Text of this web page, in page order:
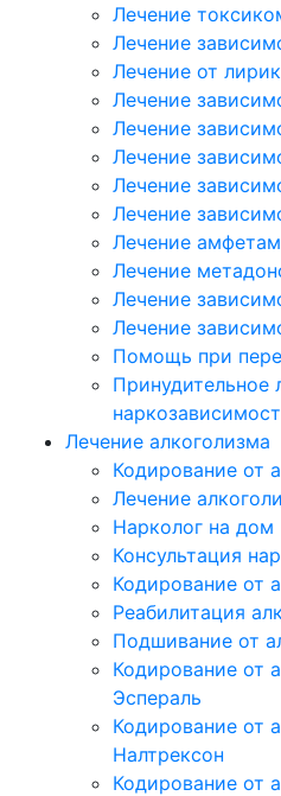
Лечение
Лечение
Лечение от
Лечение
Лечение
Лечение
Лечение
Лечение
Лечение
Лечение
Лечение
Лечение
Помощь при
Принудительное
Лечение алкоголизма
Кодирование от
Лечение
Нарколог на дом
Консультация
Кодирование от
Реабилитация
Подшивание от
Кодирование от
Эспераль
Кодирование от
Налтрексон
Кодирование от